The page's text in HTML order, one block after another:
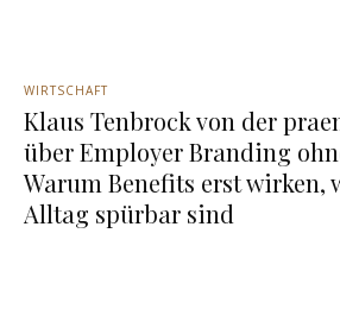
WIRTSCHAFT
Klaus Tenbrock von der
über Employer Branding
Warum Benefits erst wirken,
Alltag spürbar sind